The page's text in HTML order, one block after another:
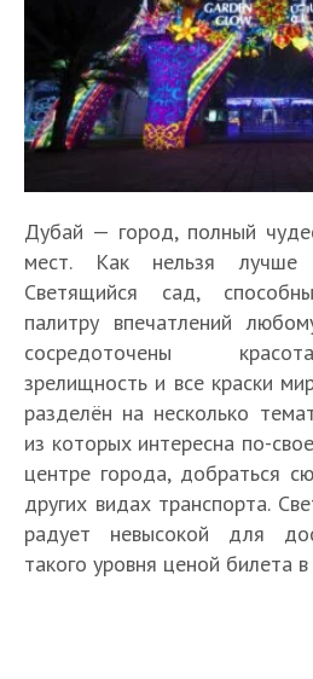
Дубай — город, полный
мест. Как нельзя лучше
Светящийся сад,
палитру впечатлений
сосредоточены
зрелищность и все краски
разделён на несколько
из которых интересна по-
центре города, добраться
других видах транспорта.
радует невысокой для
такого уровня ценой билета